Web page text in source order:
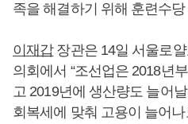
족을 해결하기 위해 훈련수
이재갑장관은 14일 서울로
의회에서 “조선업은 2018년
고 2019년에 생산량도 늘어
회복세에 맞춰 고용이 늘어